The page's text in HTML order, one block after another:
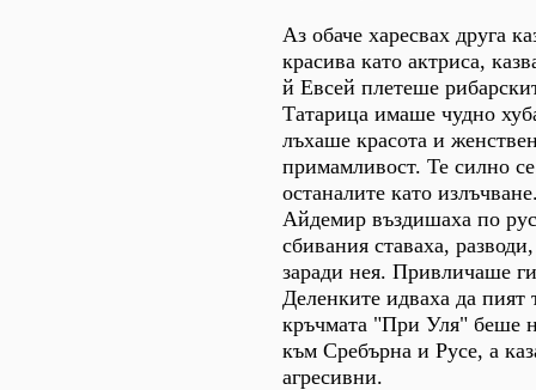
Аз обаче харесвах друга
красива като актриса,
й Евсей плетеше
Татарица имаше чудно
лъхаше красота и
примамливост. Те силно
останалите като
Айдемир въздишаха по
сбивания ставаха,
заради нея. Привличаше
Деленките идваха да пият
кръчмата "При Уля" беше
към Сребърна и Русе, а
агресивни.